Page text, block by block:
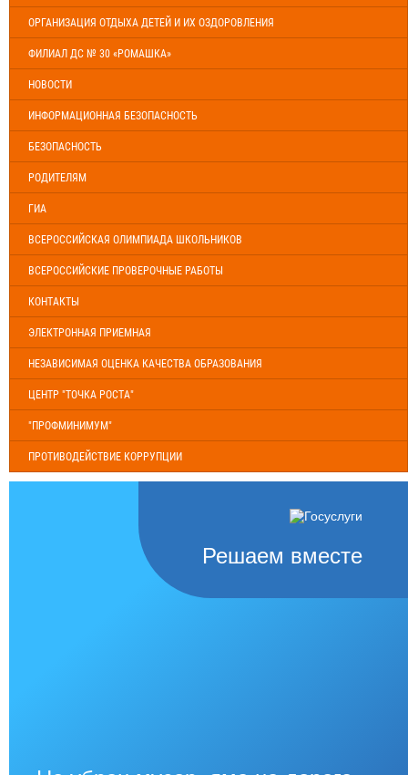
ОРГАНИЗАЦИЯ ОТДЫХА ДЕТЕЙ И ИХ ОЗДОРОВЛЕНИЯ
ФИЛИАЛ ДС № 30 «РОМАШКА»
НОВОСТИ
ИНФОРМАЦИОННАЯ БЕЗОПАСНОСТЬ
БЕЗОПАСНОСТЬ
РОДИТЕЛЯМ
ГИА
ВСЕРОССИЙСКАЯ ОЛИМПИАДА ШКОЛЬНИКОВ
ВСЕРОССИЙСКИЕ ПРОВЕРОЧНЫЕ РАБОТЫ
КОНТАКТЫ
ЭЛЕКТРОННАЯ ПРИЕМНАЯ
НЕЗАВИСИМАЯ ОЦЕНКА КАЧЕСТВА ОБРАЗОВАНИЯ
ЦЕНТР "ТОЧКА РОСТА"
"ПРОФМИНИМУМ"
ПРОТИВОДЕЙСТВИЕ КОРРУПЦИИ
Решаем вместе